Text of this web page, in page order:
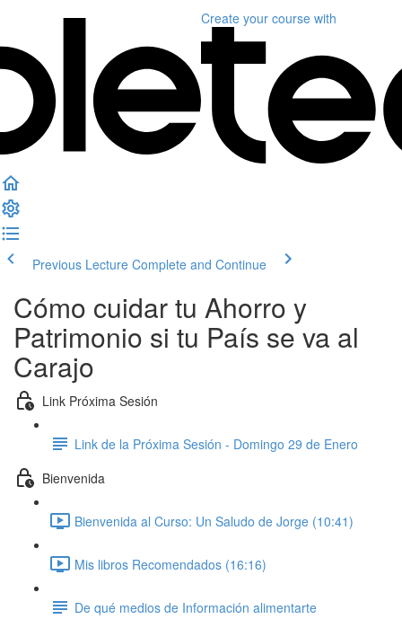
Create your course with
Previous Lecture Complete and Continue
Cómo cuidar tu Ahorro y
Patrimonio si tu País se va al
Carajo
Link Próxima Sesión
Link de la Próxima Sesión - Domingo 29 de Enero
Bienvenida
Bienvenida al Curso: Un Saludo de Jorge (10:41)
Mis libros Recomendados (16:16)
De qué medios de Información alimentarte